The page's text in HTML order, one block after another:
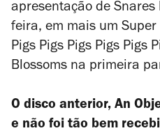
apresentação de Snares
feira, em mais um
Pigs Pigs Pigs Pigs Pigs
Blossoms na primeira
O disco anterior, An
e não foi tão bem